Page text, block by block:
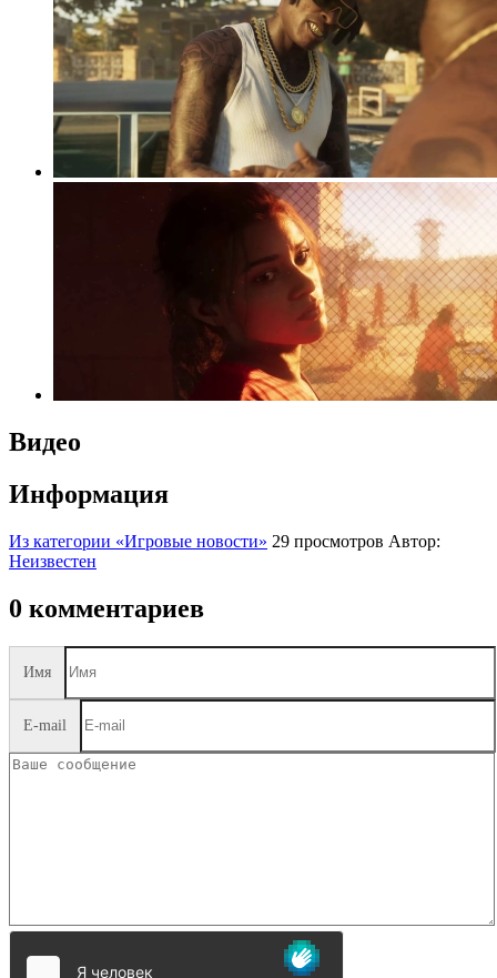
Видео
Информация
Из категории «Игровые новости» 29 просмотров Автор:
Неизвестен
0 комментариев
Имя
E-mail